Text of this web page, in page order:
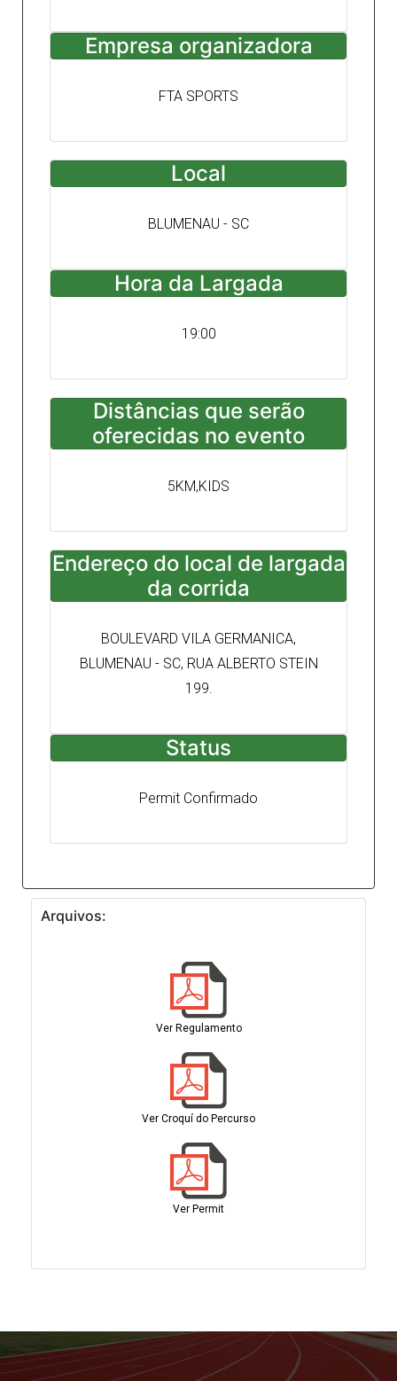
Empresa organizadora
FTA SPORTS
Local
BLUMENAU - SC
Hora da Largada
19:00
Distâncias que serão
oferecidas no evento
5KM,KIDS
Endereço do local de largada
da corrida
BOULEVARD VILA GERMANICA,
BLUMENAU - SC, RUA ALBERTO STEIN
199.
Status
Permit Confirmado
Arquivos:
Ver Regulamento
Ver Croquí do Percurso
Ver Permit